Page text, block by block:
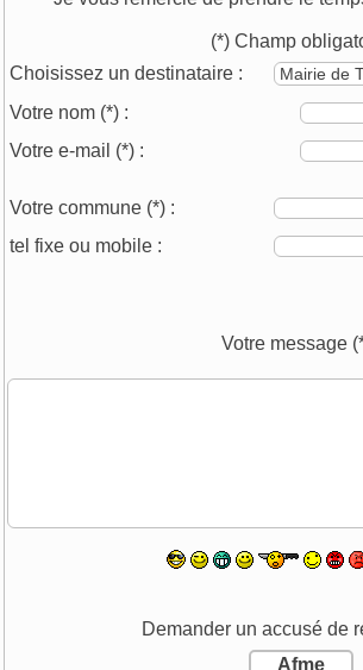
(*) Champ
Choisissez un destinataire :
Votre nom (*) :
Votre e-mail (*) :
Votre commune (*) :
tel fixe ou mobile :
Votre message
Demander un accusé de
Afme